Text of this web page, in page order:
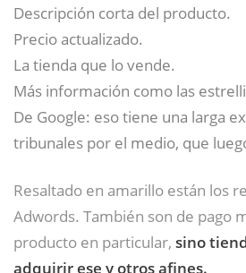
Descripción corta del producto.
Precio actualizado.
La tienda que lo vende.
Más información como las
De Google: eso tiene una larga
tribunales por el medio, que
Resaltado en amarillo están los
Adwords. También son de pago
producto en particular, sino
adquirir ese y otros afines.